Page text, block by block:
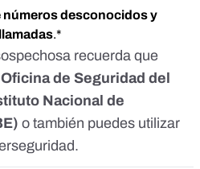
números desconocidos y
.*
recuerda que
Oficina de Seguridad del
Nacional de
o también puedes utilizar
.